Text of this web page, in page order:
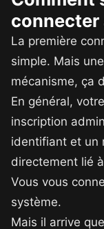
connecter
La première
simple. Mais
mécanisme, ça
En général,
inscription
identifiant et un
directement lié
Vous vous
système.
Mais il arrive